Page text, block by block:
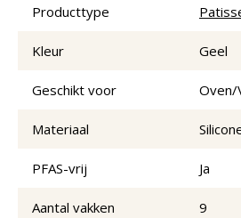
Producttype
Kleur Geel
Geschikt voor Oven/
Materiaal
PFAS-vrij Ja
Aantal vakken 9